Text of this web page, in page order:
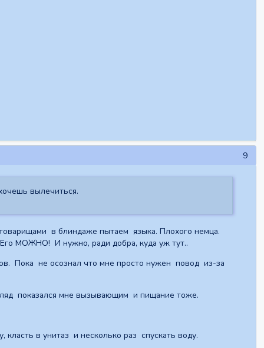
9
вылечиться.
в блиндаже пытаем языка. Плохого немца.
МОЖНО! И нужно, ради добра, куда уж тут..
Пока не осознал что мне просто нужен повод из-за
показался мне вызывающим и пищание тоже.
в унитаз и несколько раз спускать воду.